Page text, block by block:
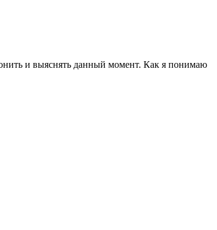
и выяснять данный момент. Как я понимаю